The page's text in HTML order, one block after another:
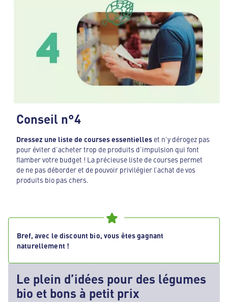
Conseil n°4
Dressez une liste de courses essentielles et n’y dérogez pas
pour éviter d’acheter trop de produits d’impulsion qui font
flamber votre budget ! La précieuse liste de courses permet
de ne pas déborder et de pouvoir privilégier l’achat de vos
produits bio pas chers.
Bref, avec le discount bio, vous êtes gagnant
naturellement !
Le plein d’idées pour des légumes
bio et bons à petit prix